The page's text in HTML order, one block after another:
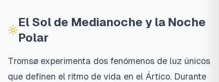
El Sol de Medianoche y la Noche
Polar
Tromsø experimenta dos fenómenos de luz únicos
que definen el ritmo de vida en el Ártico. Durante